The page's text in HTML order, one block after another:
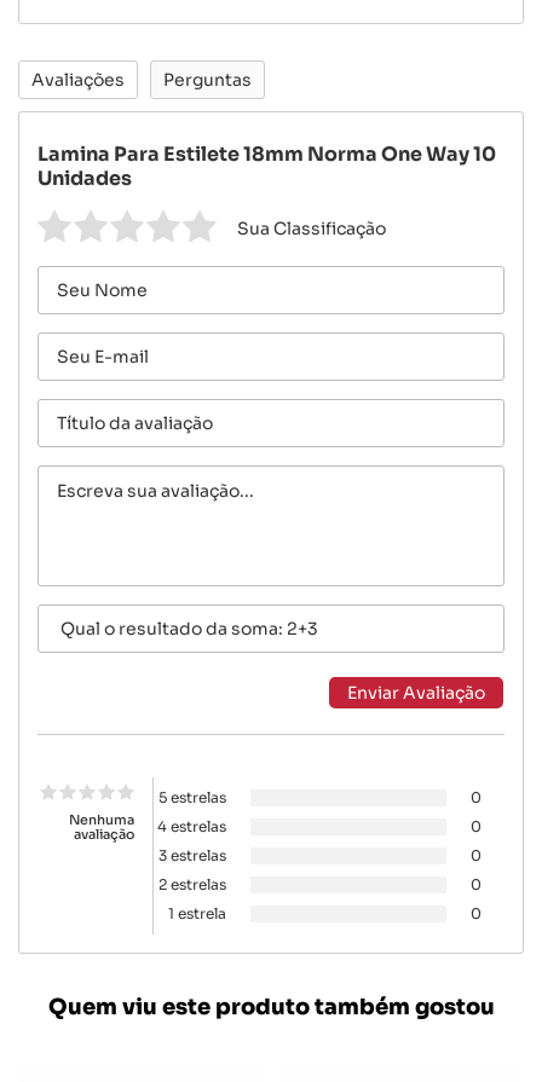
Avaliações Perguntas
Lamina Para Estilete 18mm Norma One Way 10
Unidades
Sua Classificação
Nenhuma
avaliação
5 estrelas
0
4 estrelas
0
3 estrelas
0
2 estrelas
0
1 estrela
0
Quem viu este produto também gostou